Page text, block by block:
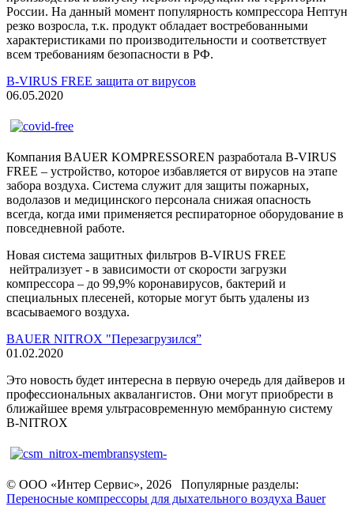
России. На данный момент популярность компрессора Нептун
резко возросла, т.к. продукт обладает востребованными
характеристиками по производительности и соответствует
всем требованиям безопасности в РФ.
B-VIRUS FREE защита от вирусов
06.05.2020
Компания BAUER KOMPRESSOREN разработала B-VIRUS
FREE – устройство, которое избавляется от вирусов на этапе
забора воздуха. Система служит для защиты пожарных,
водолазов и медицинского персонала снижая опасность
всегда, когда ими применяется респираторное оборудование в
повседневной работе.
Новая система защитных фильтров B-VIRUS FREE
нейтрализует - в зависимости от скорости загрузки
компрессора – до 99,9% коронавирусов, бактерий и
специальных плесеней, которые могут быть удалены из
всасываемого воздуха.
BAUER NITROX "Перезагрузился”
01.02.2020
Это новость будет интересна в первую очередь для дайверов и
профессиональных аквалангистов. Они могут приобрести в
ближайшее время ультрасовременную мембранную систему
B-NITROX
© ООО «Интер Сервис», 2026 Популярные разделы:
Переносные компрессоры для дыхательного воздуха Bauer